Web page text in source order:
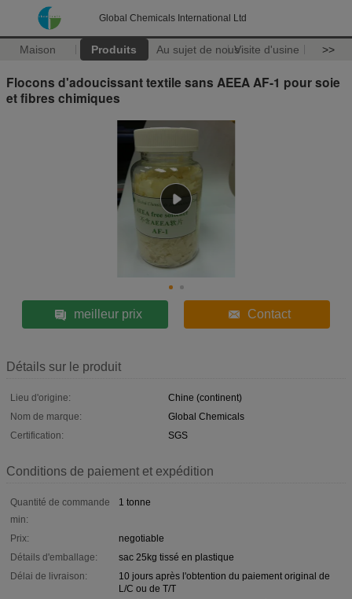
Global Chemicals International Ltd
Maison Produits Au sujet de nousVisite d'usine >>
Flocons d'adoucissant textile sans AEEA AF-1 pour soie
et fibres chimiques
meilleur prix Contact
Détails sur le produit
Lieu d'origine:
Chine (continent)
Nom de marque:
Global Chemicals
Certification:
SGS
Conditions de paiement et expédition
Quantité de commande
min:
1 tonne
Prix:
negotiable
Détails d'emballage:
sac 25kg tissé en plastique
Délai de livraison:
10 jours après l'obtention du paiement original de
L/C ou de T/T